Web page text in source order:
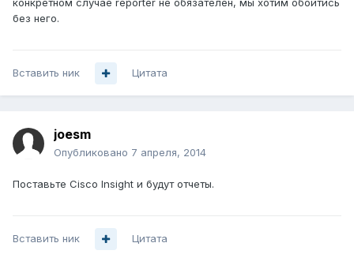
конкретном случае reporter не обязателен, мы хотим обойтись
без него.
Вставить ник Цитата
joesm
Опубликовано 7 апреля, 2014
Поставьте Cisco Insight и будут отчеты.
Вставить ник Цитата